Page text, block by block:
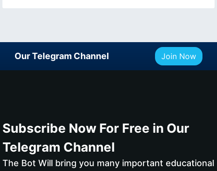
Our Telegram Channel Join Now
Subscribe Now For Free in Our
Telegram Channel
The Bot Will bring you many important educational